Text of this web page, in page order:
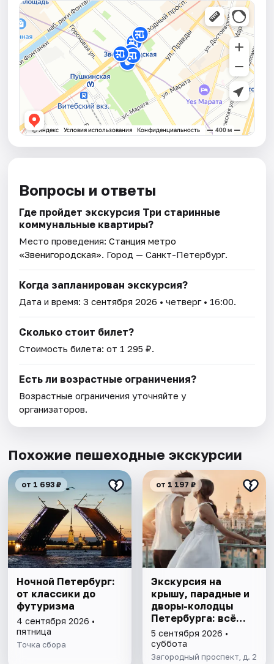
Вопросы и ответы
Где пройдет экскурсия Три старинные
коммунальные квартиры?
Место проведения:Станция метро
«Звенигородская». Город — Санкт-Петербург.
Когда запланирован экскурсия?
Дата и время:3 сентября 2026 • четверг • 16:00.
Сколько стоит билет?
Стоимость билета: от 1 295 ₽.
Есть ли возрастные ограничения?
Возрастные ограничения уточняйте у
организаторов.
Похожие пешеходные экскурсии
от 1 693 ₽
Ночной Петербург:
от классики до
футуризма
4 сентября 2026 •
пятница
Точка сбора
от 1 197 ₽
Экскурсия на
крышу, парадные и
дворы-колодцы
Петербурга: всё
включено
5 сентября 2026 •
суббота
Загородный проспект, д. 2